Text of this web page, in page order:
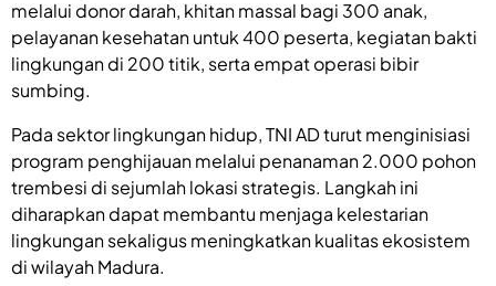
melalui donor darah, khitan massal bagi 300 anak,
pelayanan kesehatan untuk 400 peserta, kegiatan bakti
lingkungan di 200 titik, serta empat operasi bibir
sumbing.
Pada sektor lingkungan hidup, TNI AD turut menginisiasi
program penghijauan melalui penanaman 2.000 pohon
trembesi di sejumlah lokasi strategis. Langkah ini
diharapkan dapat membantu menjaga kelestarian
lingkungan sekaligus meningkatkan kualitas ekosistem
di wilayah Madura.